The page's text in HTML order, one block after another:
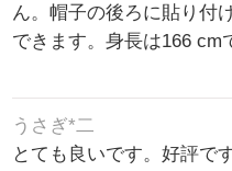
ん。帽子の後ろに貼り付
できます。身長は166 cm
うさぎ*二
とても良いです。好評で